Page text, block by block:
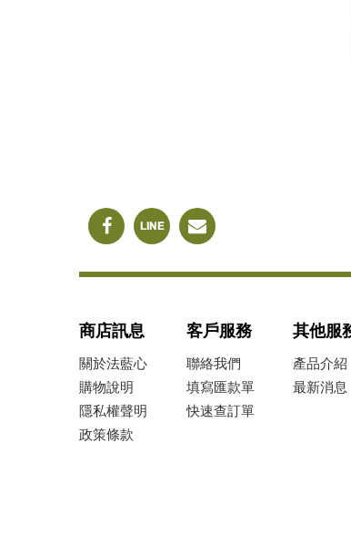
商店訊息
關於法藍心
購物說明
隱私權聲明
政策條款
客戶服務
聯絡我們
填寫匯款單
快速查訂單
其他服
產品介紹
最新消息